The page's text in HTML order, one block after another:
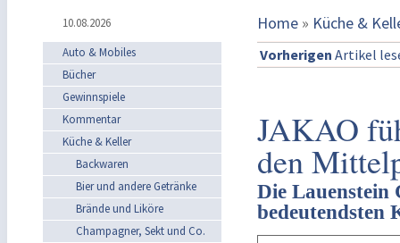
10.08.2026 Home » Küche &
Auto & Mobiles
Bücher
Gewinnspiele
Kommentar
Küche & Keller
Backwaren
Bier und andere Getränke
Brände und Liköre
Champagner, Sekt und Co.
Vorherigen Artikel
JAKAO
den
Die Lauenstein
bedeutendsten